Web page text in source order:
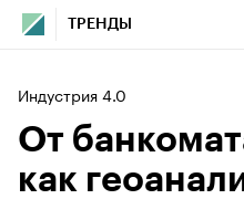
ТРЕНДЫ
Индустрия 4.0
От
как